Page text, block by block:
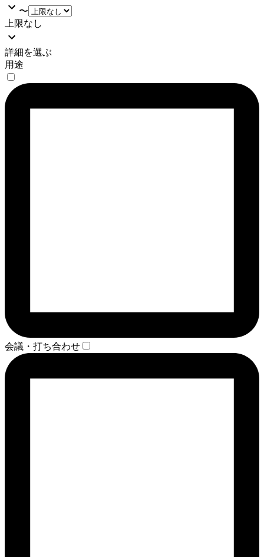
〜
上限なし
詳細を選ぶ
用途
会議・打ち合わせ